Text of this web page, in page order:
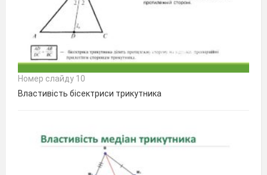
Номер слайду 10
Властивість бісектриси трикутника